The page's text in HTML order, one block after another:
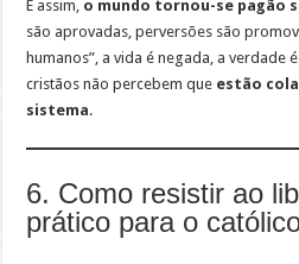
E assim, o mundo tornou-se pagão
são aprovadas, perversões são
humanos”, a vida é negada, a
cristãos não percebem que estão
sistema.
6. Como resistir ao
prático para o